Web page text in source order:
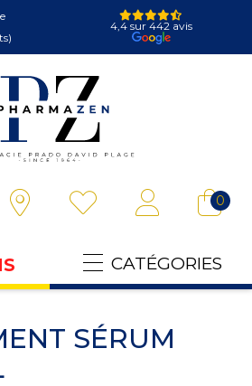
4,4 sur 442 avis
0
CATÉGORIES
SÉRUM